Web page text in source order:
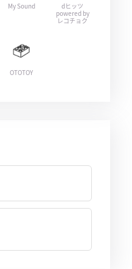
My Sound
dヒッツ
powered by
レコチョク
OTOTOY